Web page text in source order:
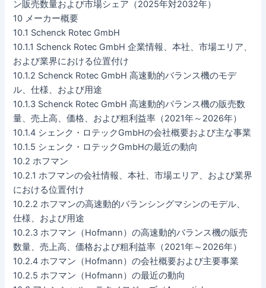
ン販売数量および市場シェア（2025年対2032年）
10 メーカー概要
10.1 Schenck Rotec GmbH
10.1.1 Schenck Rotec GmbH 企業情報、本社、市場エリア、
および業界における位置付け
10.1.2 Schenck Rotec GmbH 高速動的バランス機のモデ
ル、仕様、および用途
10.1.3 Schenck Rotec GmbH 高速動的バランス機の販売数
量、売上高、価格、および粗利益率（2021年～2026年）
10.1.4 シェンク・ロテックGmbHの会社概要および主な事業
10.1.5 シェンク・ロテックGmbHの最近の動向
10.2 ホフマン
10.2.1 ホフマンの会社情報、本社、市場エリア、および業界
における位置付け
10.2.2 ホフマンの高速動的バランシングマシンのモデル、
仕様、および用途
10.2.3 ホフマン（Hofmann）の高速動的バランス機の販売
数量、売上高、価格および粗利益率（2021年～2026年）
10.2.4 ホフマン（Hofmann）の会社概要および主要事業
10.2.5 ホフマン（Hofmann）の最近の動向